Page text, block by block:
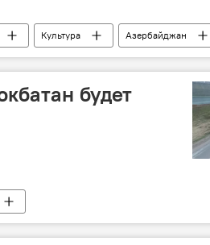
Культура Азербайджан
будет